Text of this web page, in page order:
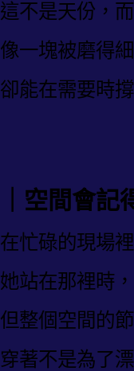
這不是天份，
像一塊被磨得
卻能在需要時
｜空間會
在忙碌的現場
她站在那裡時
但整個空間的
穿著不是為了